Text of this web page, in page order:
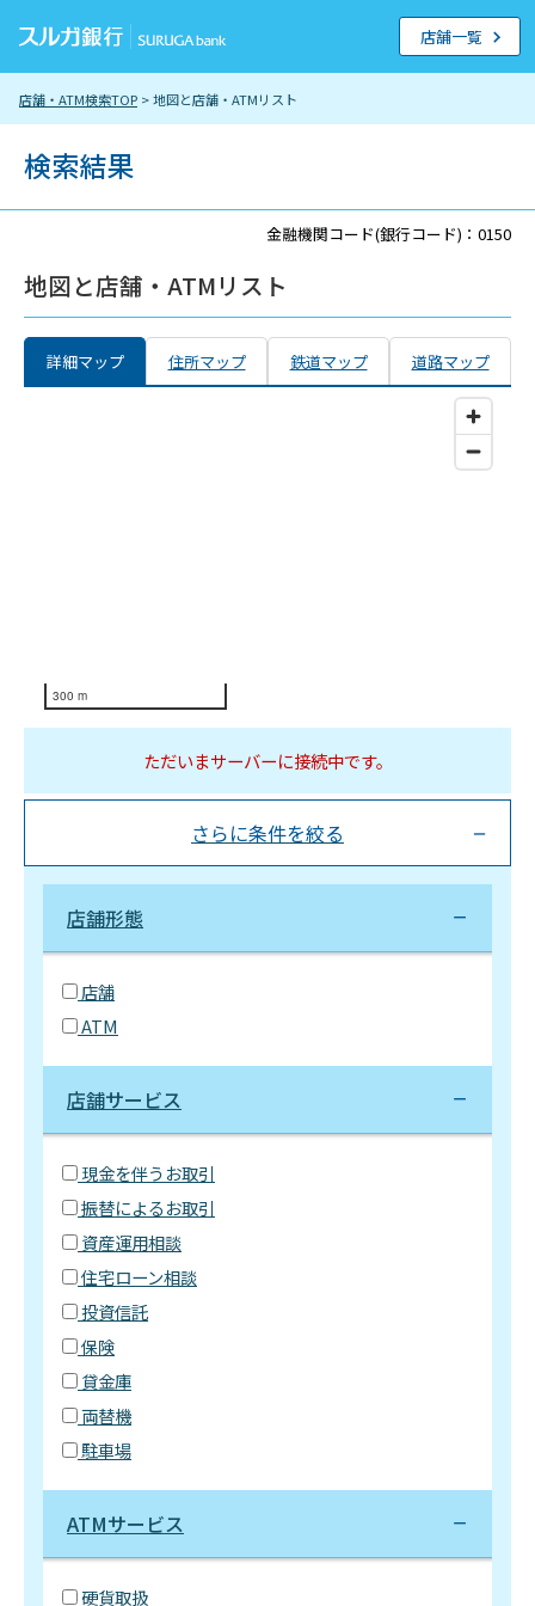
店舗・ATM検索TOP > 地図と店舗・ATMリスト
店舗一覧
検索結果
金融機関コード(銀行コード)：0150
地図と店舗・ATMリスト
詳細マップ 住所マップ 鉄道マップ 道路マップ
300 m
ただいまサーバーに接続中です。
さらに条件を絞る
店舗形態
店舗
ATM
店舗サービス
現金を伴うお取引
振替によるお取引
資産運用相談
住宅ローン相談
投資信託
保険
貸金庫
両替機
駐車場
ATMサービス
硬貨取扱